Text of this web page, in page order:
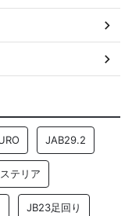
JAB29.2
テリア
JB23足回り